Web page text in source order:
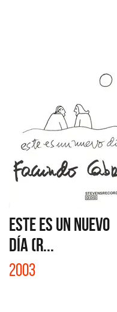
ESTE ES UN NUEVO
DÍA (R...
2003